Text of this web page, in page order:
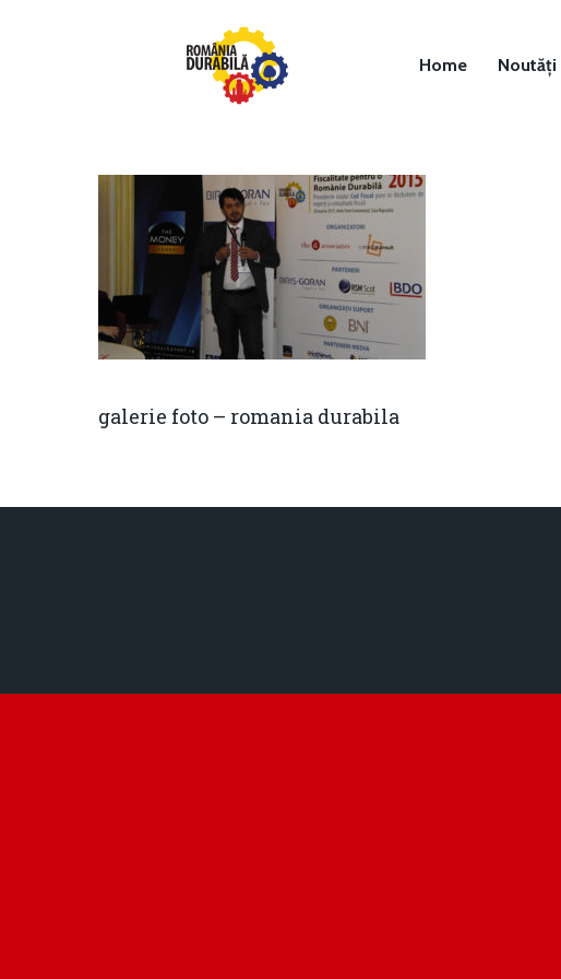
Hit enter to search or ESC to close
Home Noutăți
galerie foto – romania durabila